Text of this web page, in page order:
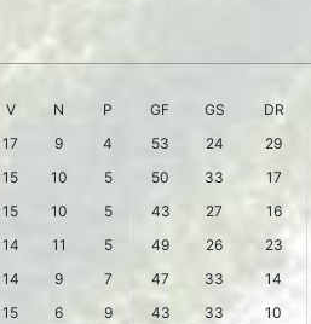
V N P GF GS
DR
17 9 4 53 24
29
15 10 5 50 33
17
15 10 5 43 27
16
14 11 5 49 26
23
14 9 7 47 33
14
15 6 9 43 33
10